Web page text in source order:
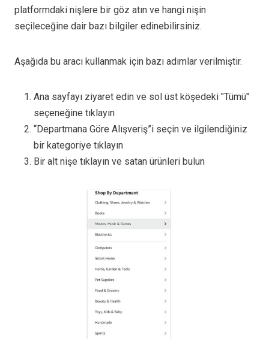
platformdaki nişlere bir göz atın ve hangi nişin
seçileceğine dair bazı bilgiler edinebilirsiniz.
Aşağıda bu aracı kullanmak için bazı adımlar verilmiştir.
Ana sayfayı ziyaret edin ve sol üst köşedeki "Tümü"
seçeneğine tıklayın
“Departmana Göre Alışveriş”i seçin ve ilgilendiğiniz
bir kategoriye tıklayın
Bir alt nişe tıklayın ve satan ürünleri bulun